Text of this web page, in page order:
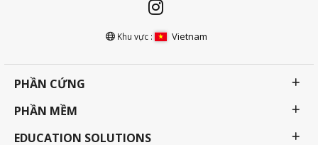
Khu vực : Vietnam
PHẦN CỨNG
PHẦN MỀM
EDUCATION SOLUTIONS